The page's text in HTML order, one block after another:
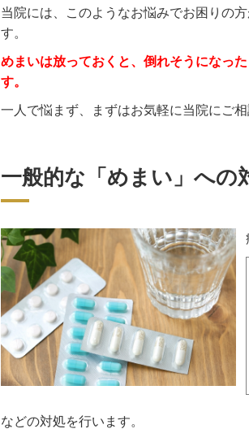
当院には、このようなお悩みでお困りの
す。
めまいは放っておくと、倒れそうになっ
す。
一人で悩まず、まずはお気軽に当院にご相
一般的な「めまい」への
などの対処を行います。